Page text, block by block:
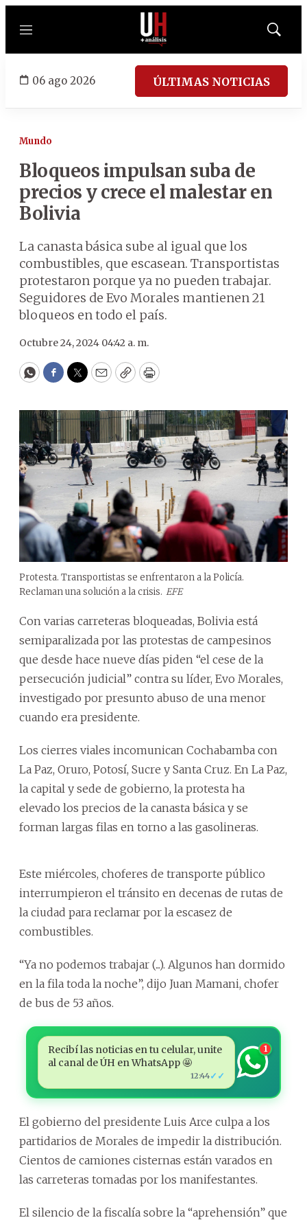
Menú
Mostrar
06 ago 2026 ÚLTIMAS NOTICIAS
Mundo
Bloqueos impulsan suba de
precios y crece el malestar en
Bolivia
La canasta básica sube al igual que los
combustibles, que escasean. Transportistas
protestaron porque ya no pueden trabajar.
Seguidores de Evo Morales mantienen 21
bloqueos en todo el país.
Octubre 24, 2024 04:42 a. m.
WhatsApp
Facebook
Twitter
EmailCopyPrint
Protesta. Transportistas se enfrentaron a la Policía.
Reclaman una solución a la crisis. EFE
Con varias carreteras bloqueadas, Bolivia está
semiparalizada por las protestas de campesinos
que desde hace nueve días piden “el cese de la
persecución judicial” contra su líder, Evo Morales,
investigado por presunto abuso de una menor
cuando era presidente.
Los cierres viales incomunican Cochabamba con
La Paz, Oruro, Potosí, Sucre y Santa Cruz. En La Paz,
la capital y sede de gobierno, la protesta ha
elevado los precios de la canasta básica y se
forman largas filas en torno a las gasolineras.
Este miércoles, choferes de transporte público
interrumpieron el tránsito en decenas de rutas de
la ciudad para reclamar por la escasez de
combustibles.
“Ya no podemos trabajar (...). Algunos han dormido
en la fila toda la noche”, dijo Juan Mamani, chofer
de bus de 53 años.
Recibí las noticias en tu celular, unite
al canal de ÚH en WhatsApp 🤩
12:44✓✓
1
El gobierno del presidente Luis Arce culpa a los
partidarios de Morales de impedir la distribución.
Cientos de camiones cisternas están varados en
las carreteras tomadas por los manifestantes.
El silencio de la fiscalía sobre la “aprehensión” que